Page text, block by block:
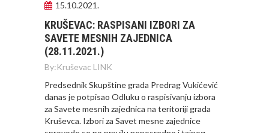
15.10.2021.
KRUŠEVAC: RASPISANI IZBORI ZA
SAVETE MESNIH ZAJEDNICA
(28.11.2021.)
By:Kruševac LINK
Predsednik Skupštine grada Predrag Vukićević
danas je potpisao Odluku o raspisivanju izbora
za Savete mesnih zajednica na teritoriji grada
Kruševca. Izbori za Savet mesne zajednice